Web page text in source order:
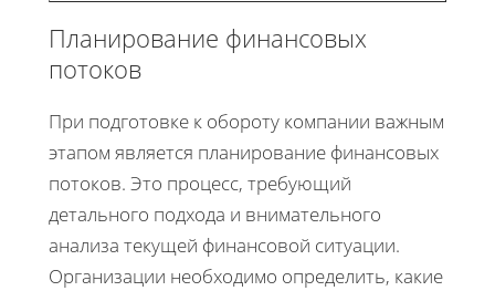
Планирование финансовых
потоков
При подготовке к обороту компании важным
этапом является планирование финансовых
потоков. Это процесс, требующий
детального подхода и внимательного
анализа текущей финансовой ситуации.
Организации необходимо определить, какие